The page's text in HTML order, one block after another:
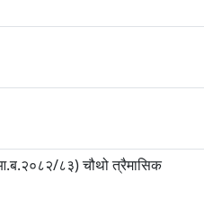
८३) चौथो त्रैमासिक